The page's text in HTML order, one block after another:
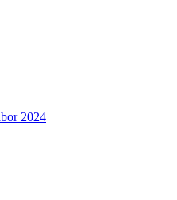
2024